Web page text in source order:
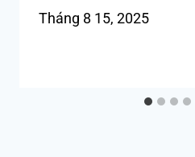
Tháng 8 15, 2025